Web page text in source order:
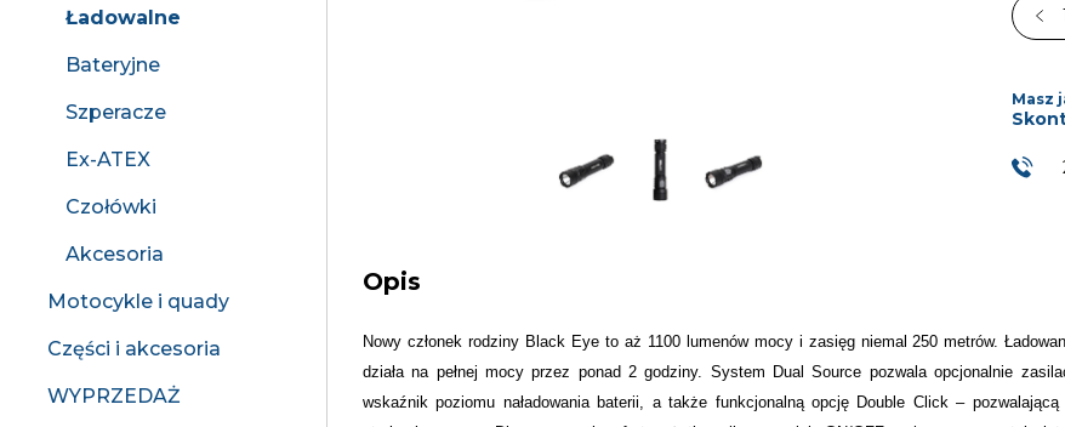
Ładowalne
Bateryjne
Szperacze
Ex-ATEX
Czołówki
Akcesoria
Motocykle i quady
Części i akcesoria
WYPRZEDAŻ
Masz
Opis
Nowy członek rodziny Black Eye to aż 1100 lumenów mocy i zasięg niemal 250 metrów.
działa na pełnej mocy przez ponad 2 godziny. System Dual Source pozwala opcjonalnie
wskaźnik poziomu naładowania baterii, a także funkcjonalną opcję Double Click –